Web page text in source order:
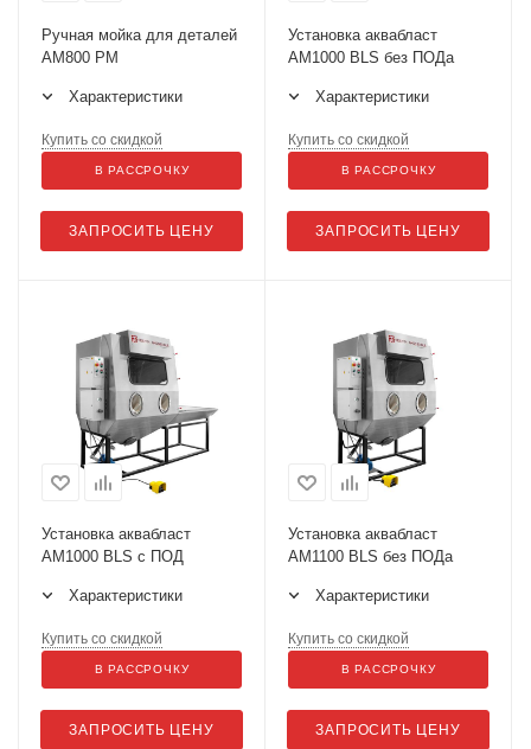
Ручная мойка для деталей
АМ800 РМ
Характеристики
ЗАПРОСИТЬ ЦЕНУ
Купить со скидкой
В РАССРОЧКУ
Установка аквабласт
AM1000 BLS без ПОДа
Характеристики
ЗАПРОСИТЬ ЦЕНУ
Купить со скидкой
В РАССРОЧКУ
Установка аквабласт
AM1000 BLS с ПОД
Характеристики
ЗАПРОСИТЬ ЦЕНУ
Купить со скидкой
В РАССРОЧКУ
Установка аквабласт
AM1100 BLS без ПОДа
Характеристики
ЗАПРОСИТЬ ЦЕНУ
Купить со скидкой
В РАССРОЧКУ